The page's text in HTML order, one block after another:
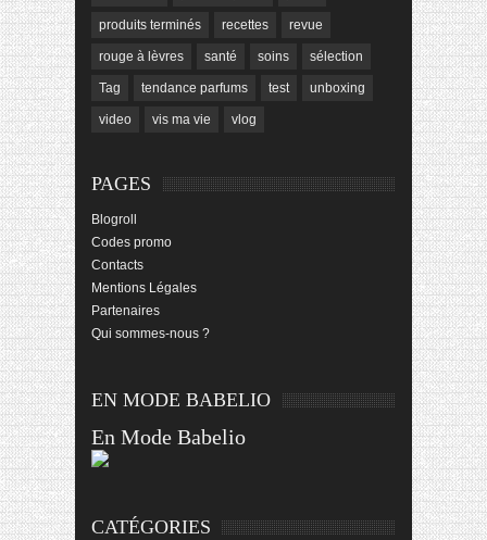
produits terminés recettes revue
rouge à lèvres santé soins sélection
Tag tendance parfums test unboxing
video vis ma vie vlog
PAGES
Blogroll
Codes promo
Contacts
Mentions Légales
Partenaires
Qui sommes-nous ?
EN MODE BABELIO
En Mode Babelio
CATÉGORIES